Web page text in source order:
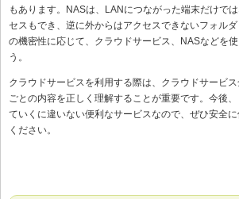
もあります。NASは、LANにつながった端末だけで
セスもでき、逆に外からはアクセスできないフォル
の機密性に応じて、クラウドサービス、NASなどを
う。
クラウドサービスを利用する際は、クラウドサービ
ごとの内容を正しく理解することが重要です。今後
ていくに違いない便利なサービスなので、ぜひ安全
ください。